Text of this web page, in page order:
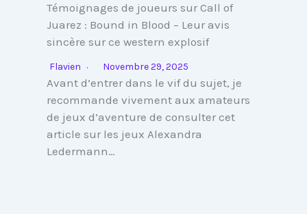
Témoignages de joueurs sur Call of
Juarez : Bound in Blood – Leur avis
sincère sur ce western explosif
Flavien Novembre 29, 2025
Avant d’entrer dans le vif du sujet, je
recommande vivement aux amateurs
de jeux d’aventure de consulter cet
article sur les jeux Alexandra
Ledermann…